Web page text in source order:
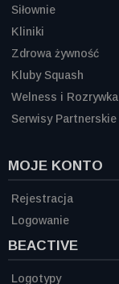
Siłownie
Kliniki
Zdrowa żywność
Kluby Squash
Welness i Rozrywka
Serwisy Partnerskie
MOJE KONTO
Rejestracja
Logowanie
BEACTIVE
Logotypy